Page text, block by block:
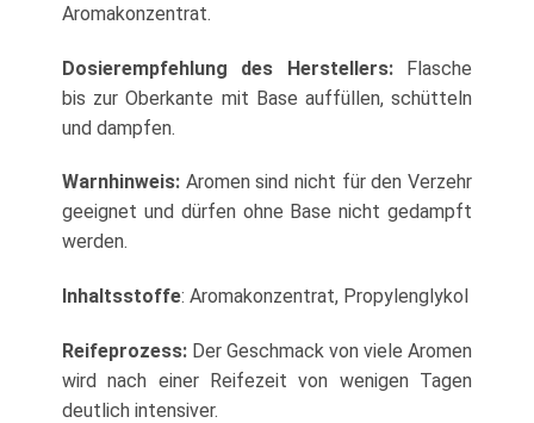
Aromakonzentrat.
Dosierempfehlung des Herstellers:Flasche
bis zur Oberkante mit Base auffüllen, schütteln
und dampfen.
Warnhinweis:Aromen sind nicht für den Verzehr
geeignet und dürfen ohne Base nicht gedampft
werden.
Inhaltsstoffe: Aromakonzentrat, Propylenglykol
Reifeprozess:Der Geschmack von viele Aromen
wird nach einer Reifezeit von wenigen Tagen
deutlich intensiver.